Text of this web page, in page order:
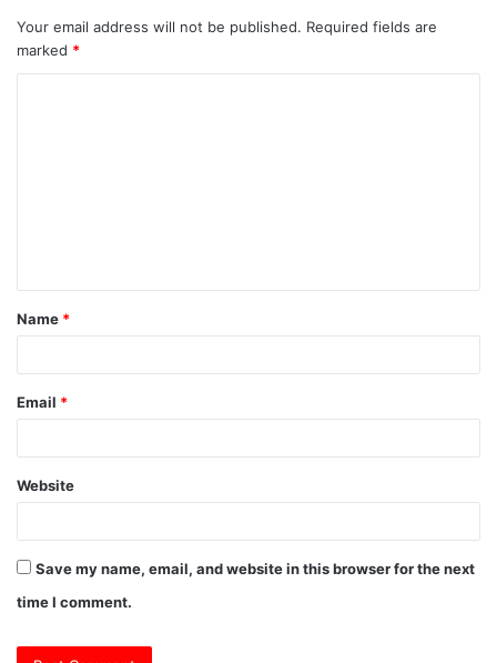
Your email address will not be published. Required fields are
marked *
t
*
Name *
Email *
Website
Save my name, email, and website in this browser for the next
time I comment.